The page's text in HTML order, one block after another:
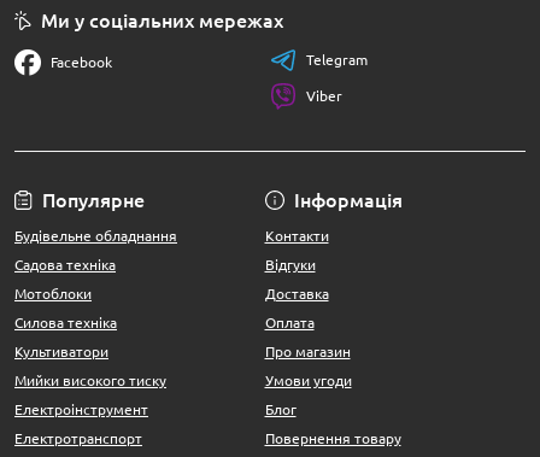
Популярне
Будівельне обладнання
Садова техніка
Мотоблоки
Силова техніка
Культиватори
Мийки високого тиску
Електроінструмент
Електротранспорт
Інформація
Контакти
Відгуки
Доставка
Оплата
Про магазин
Умови угоди
Блог
Повернення товару
Ми у соціальних мережах
Facebook Telegram
Viber